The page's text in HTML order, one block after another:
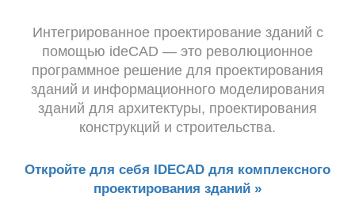
Интегрированное проектирование зданий с
помощью ideCAD — это революционное
программное решение для проектирования
зданий и информационного моделирования
зданий для архитектуры, проектирования
конструкций и строительства.
Откройте для себя IDECAD для комплексного
проектирования зданий »